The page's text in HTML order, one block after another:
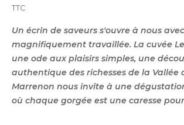
TTC
Un écrin de saveurs s'ouvre à nous
magnifiquement travaillée. La cuvée
une ode aux plaisirs simples, une
authentique des richesses de la Vallée
Marrenon nous invite à une
où chaque gorgée est une caresse